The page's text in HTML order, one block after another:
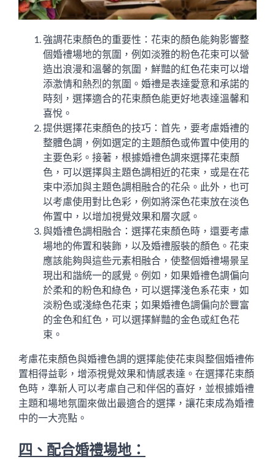
強調花束顏色的重要性：花束的顏色能夠影響整
個婚禮場地的氛圍，例如淡雅的粉色花束可以營
造出浪漫和溫馨的氛圍，鮮豔的紅色花束可以增
添激情和熱烈的氛圍。婚禮是表達愛意和承諾的
時刻，選擇適合的花束顏色能更好地表達溫馨和
喜悅。
提供選擇花束顏色的技巧：首先，要考慮婚禮的
整體色調，例如選定的主題顏色或佈置中使用的
主要色彩。接著，根據婚禮色調來選擇花束顏
色，可以選擇與主題色調相近的花束，或是在花
束中添加與主題色調相融合的花朵。此外，也可
以考慮使用對比色彩，例如將深色花束放在淡色
佈置中，以增加視覺效果和層次感。
與婚禮色調相融合：選擇花束顏色時，還要考慮
場地的佈置和裝飾，以及婚禮服裝的顏色。花束
應該能夠與這些元素相融合，使整個婚禮場景呈
現出和諧統一的感覺。例如，如果婚禮色調偏向
於柔和的粉色和綠色，可以選擇淺色系花束，如
淡粉色或淺綠色花束；如果婚禮色調偏向於豐富
的金色和紅色，可以選擇鮮豔的金色或紅色花
束。
考慮花束顏色與婚禮色調的選擇能使花束與整個婚禮佈
置相得益彰，增添視覺效果和情感表達。在選擇花束顏
色時，準新人可以考慮自己和伴侶的喜好，並根據婚禮
主題和場地氛圍來做出最適合的選擇，讓花束成為婚禮
中的一大亮點。
四、配合婚禮場地：